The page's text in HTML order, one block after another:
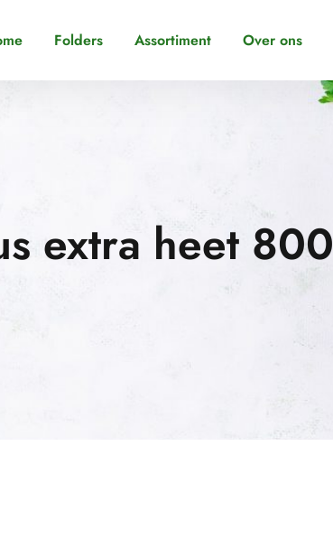
Folders Assortiment Over ons
extra heet 800